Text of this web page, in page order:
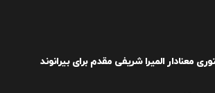
معنادار المیرا شریفی مقدم برای بیرانوند